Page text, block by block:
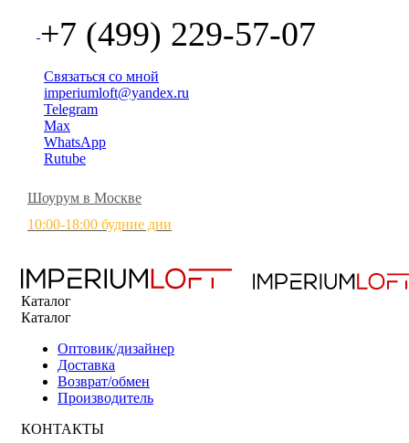
+7 (499) 229-57-07
Связаться со мной
imperiumloft@yandex.ru
Telegram
Max
WhatsApp
Rutube
Шоурум в Москве
10:00-18:00 будние дни
Каталог
Каталог
Оптовик/дизайнер
Доставка
Возврат/обмен
Производитель
КОНТАКТЫ